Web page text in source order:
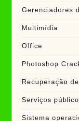
Gerenciadores
Multimídia
Office
Photoshop
Recuperação
Serviços
Sistema